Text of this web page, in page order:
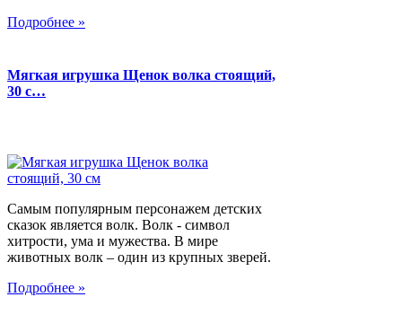
Подробнее »
Мягкая игрушка Щенок волка стоящий,
30 с…
Самым популярным персонажем детских
сказок является волк. Волк - символ
хитрости, ума и мужества. В мире
животных волк – один из крупных зверей.
Подробнее »